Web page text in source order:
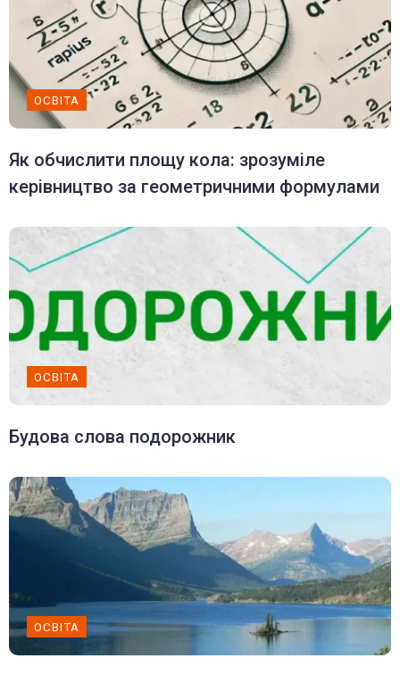
ОСВІТА
Як обчислити площу кола: зрозуміле
керівництво за геометричними формулами
ОСВІТА
Будова слова подорожник
ОСВІТА